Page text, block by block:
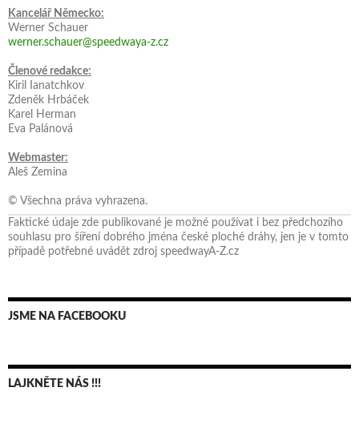
Kancelář Německo:
Werner Schauer
werner.schauer@speedwaya-z.cz
Členové redakce:
Kiril Ianatchkov
Zdeněk Hrbáček
Karel Herman
Eva Palánová
Webmaster:
Aleš Zemina
© Všechna práva vyhrazena.
Faktické údaje zde publikované je možné používat i bez předchozího
souhlasu pro šíření dobrého jména české ploché dráhy, jen je v tomto
případě potřebné uvádět zdroj speedwayA-Z.cz
JSME NA FACEBOOKU
LAJKNĚTE NÁS !!!